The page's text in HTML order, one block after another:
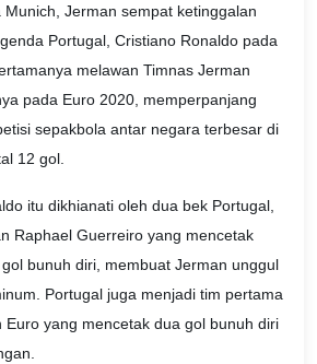
Munich, Jerman sempat ketinggalan
Portugal, Cristiano Ronaldo pada
melawan Timnas Jerman
pada Euro 2020, memperpanjang
sepakbola antar negara terbesar di
12 gol.
itu dikhianati oleh dua bek Portugal,
Raphael Guerreiro yang mencetak
bunuh diri, membuat Jerman unggul
Portugal juga menjadi tim pertama
Euro yang mencetak dua gol bunuh diri